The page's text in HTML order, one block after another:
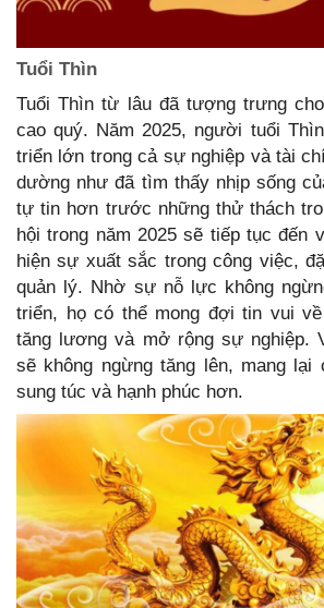
Tuổi Thìn
Tuổi Thìn từ lâu đã tượng trưng
cao quý. Năm 2025, người tuổi
triển lớn trong cả sự nghiệp và tài
dường như đã tìm thấy nhịp sống
tự tin hơn trước những thử thách
hội trong năm 2025 sẽ tiếp tục đến
hiện sự xuất sắc trong công việc,
quản lý. Nhờ sự nỗ lực không
triển, họ có thể mong đợi tin vui
tăng lương và mở rộng sự nghiệp.
sẽ không ngừng tăng lên, mang lại
sung túc và hạnh phúc hơn.